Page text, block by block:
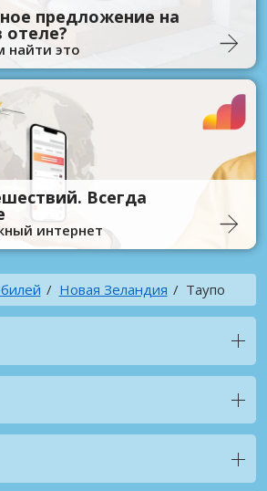
предложение на
отеле?
это
Всегда
интернет
Новая Зеландия Таупо